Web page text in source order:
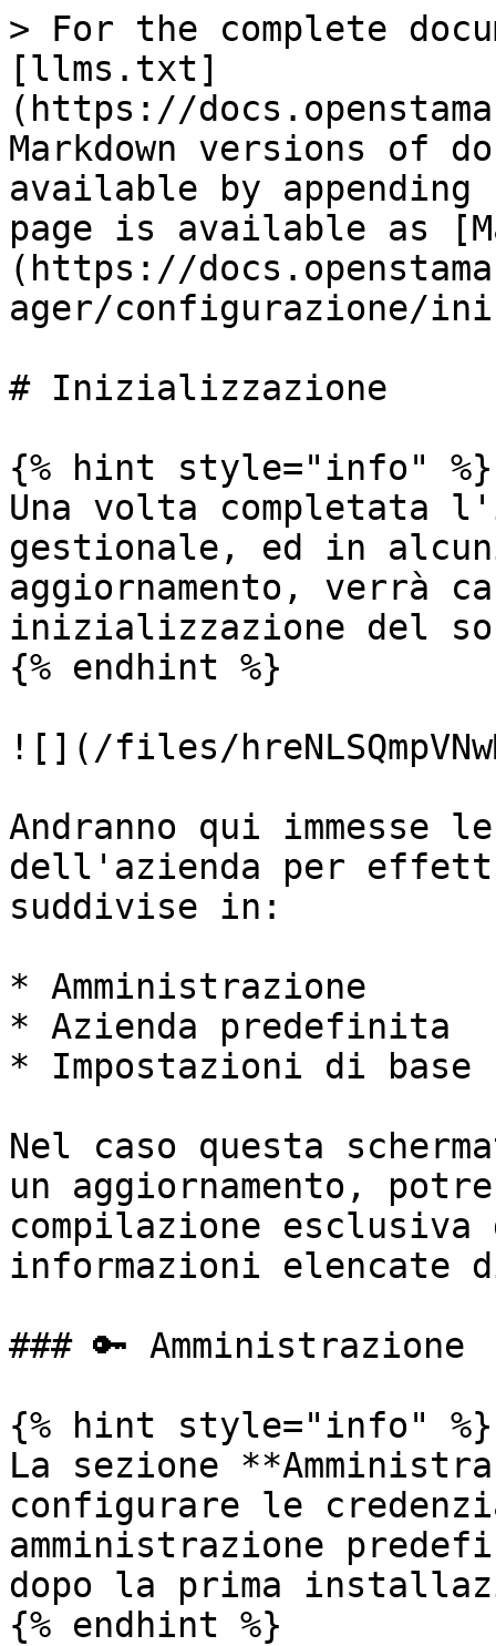
> For the complete
[llms.txt]
(https://
Markdown versions of
available by
page is available as
(https://
ager/configurazione/
# Inizializzazione
{% hint style="info" %}
Una volta completata
gestionale, ed in
aggiornamento, verrà
inizializzazione del
{% endhint %}
![](/files/
Andranno qui immesse
dell'azienda per
suddivise in:
* Amministrazione
* Azienda predefinita
* Impostazioni di base
Nel caso questa
un aggiornamento,
compilazione
informazioni elencate
### 🔑 Amministrazione
{% hint style="info" %}
La sezione
configurare le
amministrazione
dopo la prima
{% endhint %}